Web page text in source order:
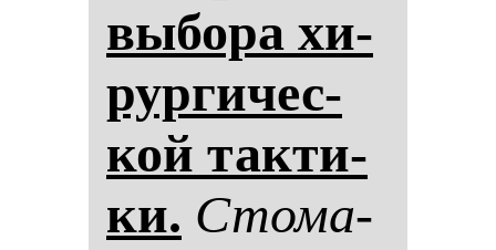
вы­бо­ра хи­
рур­ги­чес­
кой так­ти­
ки. Сто­ма­